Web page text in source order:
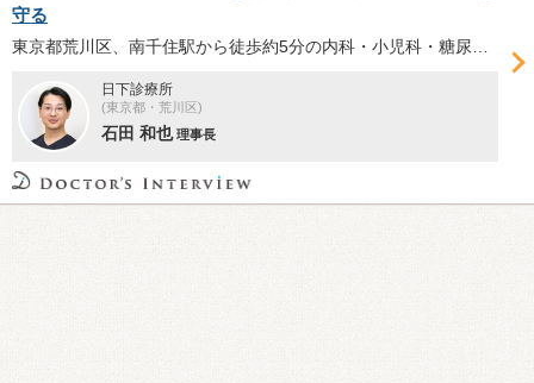
守る
日下診療所
(東京都・荒川区)
石田 和也 理事長